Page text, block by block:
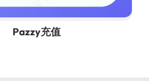
Pazzy充值